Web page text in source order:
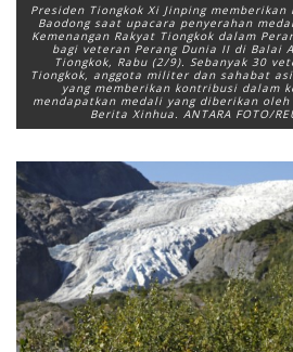
Presiden Tiongkok Xi Jinping
Baodong saat upacara penyerahan
Kemenangan Rakyat Tiongkok dalam
bagi veteran Perang Dunia II di Balai
Tiongkok, Rabu (2/9). Sebanyak 30
Tiongkok, anggota militer dan sahabat
yang memberikan kontribusi dalam
mendapatkan medali yang diberikan
Berita Xinhua. ANTARA FOTO/